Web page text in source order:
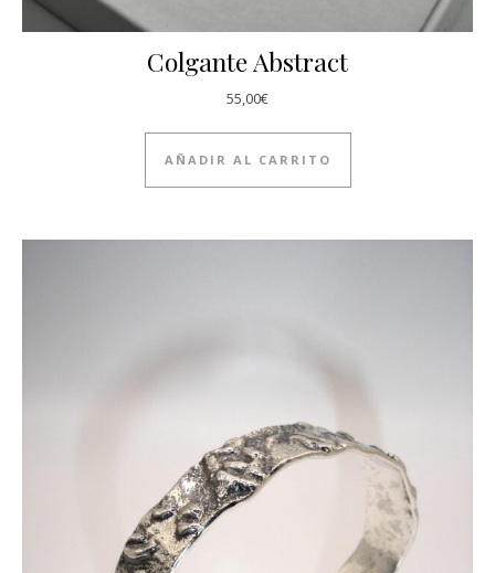
Colgante Abstract
55,00€
AÑADIR AL CARRITO